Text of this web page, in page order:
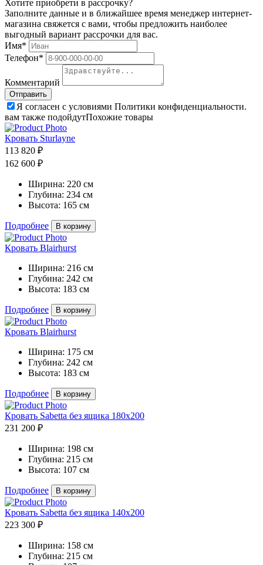
Хотите приобрети в рассрочку?
Заполните данные и в ближайшее время менеджер интернет-
магазина свяжется с вами, чтобы предложить наиболее
выгодный вариант рассрочки для вас.
Имя*
Телефон*
Комментарий
Я согласен с условиями Политики конфиденциальности.
вам также подойдутПохожие товары
Кровать Sturlayne
113 820 ₽
162 600 ₽
Ширина: 220 см
Глубина: 234 см
Высота: 165 см
Подробнее В корзину
Кровать Blairhurst
Ширина: 216 см
Глубина: 242 см
Высота: 183 см
Подробнее В корзину
Кровать Blairhurst
Ширина: 175 см
Глубина: 242 см
Высота: 183 см
Подробнее В корзину
Кровать Sabetta без ящика 180х200
231 200 ₽
Ширина: 198 см
Глубина: 215 см
Высота: 107 см
Подробнее В корзину
Кровать Sabetta без ящика 140х200
223 300 ₽
Ширина: 158 см
Глубина: 215 см